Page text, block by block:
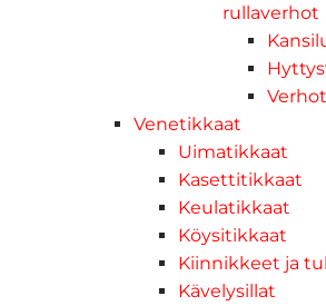
rullaverhot
Verhot
Venetikkaat
Uimatikkaat
Kasettitikkaat
Keulatikkaat
Köysitikkaat
Kiinnikkeet ja
Kävelysillat